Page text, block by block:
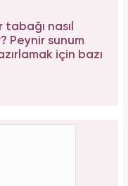
tabağı nasıl
Peynir sunum
için bazı